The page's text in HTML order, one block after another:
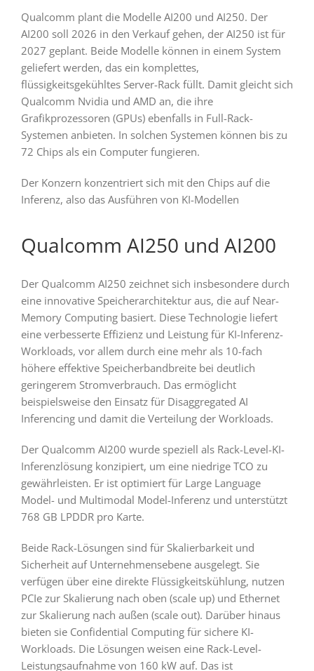
Qualcomm plant die Modelle AI200 und AI250. Der
AI200 soll 2026 in den Verkauf gehen, der AI250 ist für
2027 geplant. Beide Modelle können in einem System
geliefert werden, das ein komplettes,
flüssigkeitsgekühltes Server-Rack füllt. Damit gleicht sich
Qualcomm Nvidia und AMD an, die ihre
Grafikprozessoren (GPUs) ebenfalls in Full-Rack-
Systemen anbieten. In solchen Systemen können bis zu
72 Chips als ein Computer fungieren.
Der Konzern konzentriert sich mit den Chips auf die
Inferenz, also das Ausführen von KI-Modellen
Qualcomm AI250 und AI200
Der Qualcomm AI250 zeichnet sich insbesondere durch
eine innovative Speicherarchitektur aus, die auf Near-
Memory Computing basiert. Diese Technologie liefert
eine verbesserte Effizienz und Leistung für KI-Inferenz-
Workloads, vor allem durch eine mehr als 10-fach
höhere effektive Speicherbandbreite bei deutlich
geringerem Stromverbrauch. Das ermöglicht
beispielsweise den Einsatz für Disaggregated AI
Inferencing und damit die Verteilung der Workloads.
Der Qualcomm AI200 wurde speziell als Rack-Level-KI-
Inferenzlösung konzipiert, um eine niedrige TCO zu
gewährleisten. Er ist optimiert für Large Language
Model- und Multimodal Model-Inferenz und unterstützt
768 GB LPDDR pro Karte.
Beide Rack-Lösungen sind für Skalierbarkeit und
Sicherheit auf Unternehmensebene ausgelegt. Sie
verfügen über eine direkte Flüssigkeitskühlung, nutzen
PCIe zur Skalierung nach oben (scale up) und Ethernet
zur Skalierung nach außen (scale out). Darüber hinaus
bieten sie Confidential Computing für sichere KI-
Workloads. Die Lösungen weisen eine Rack-Level-
Leistungsaufnahme von 160 kW auf. Das ist